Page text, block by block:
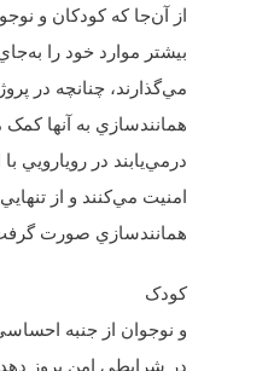
از آن‌جا که کودکان و
بيشتر موارد خود را
مي‌گذارند، چنانچه در
همانندسازي به آنها
درمي‌يابند در رويارويي
امنيت مي‌کنند و از
همانندسازي صورت
کودک
و نوجوان از جنبه
در شرايطي امن بروز